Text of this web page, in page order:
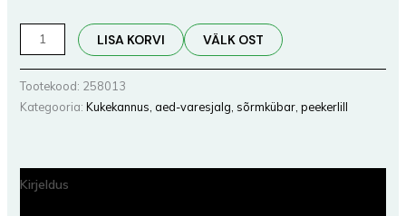
LISA KORVI VÄLK OST
Tootekood: 258013
Kategooria: Kukekannus, aed-varesjalg, sõrmkübar, peekerlill
Kirjeldus